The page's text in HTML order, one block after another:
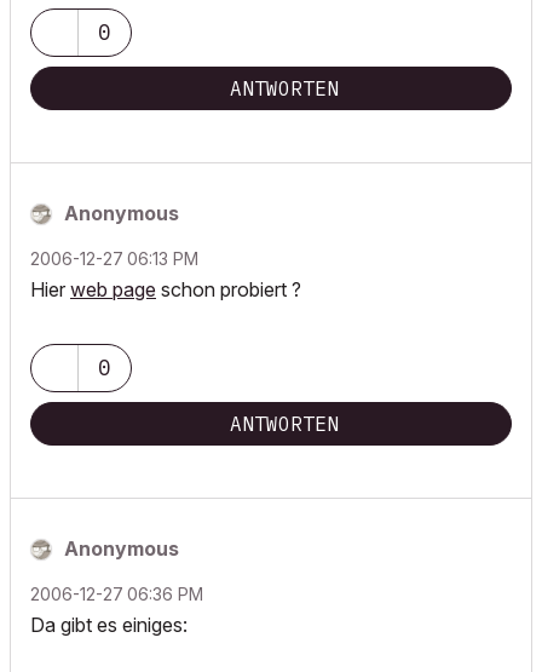
0
ANTWORTEN
Anonymous
‎2006-12-27 06:13 PM
Hier web page schon probiert ?
0
ANTWORTEN
Anonymous
‎2006-12-27 06:36 PM
Da gibt es einiges: